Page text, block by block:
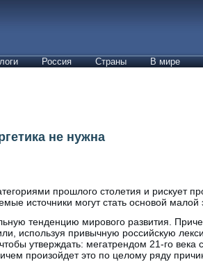
Россия Страны В мире
не нужна
прошлого столетия и рискует
источники могут стать основой малой
тенденцию мирового развития.
используя привычную российскую
утверждать: мегатрендом 21-го века
произойдет это по целому ряду